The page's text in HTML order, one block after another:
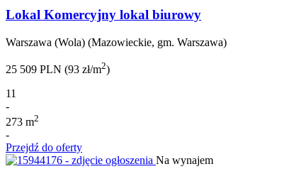
Lokal Komercyjny lokal biurowy
Warszawa (Wola) (Mazowieckie, gm. Warszawa)
25 509 PLN (93 zł/m2)
11
-
273 m2
-
Przejdź do oferty
Na wynajem